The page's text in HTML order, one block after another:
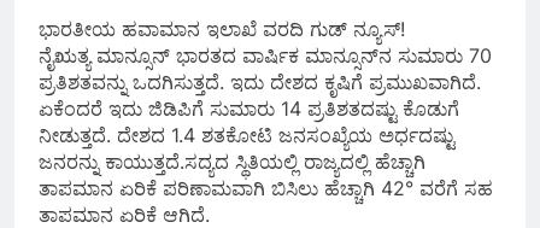
ಭಾರತೀಯ ಹವಾಮಾನ ಇಲಾಖೆ ವರದಿ ಗುಡ್ ನ್ಯೂಸ್!
ನೈಋತ್ಯ ಮಾನ್ಸೂನ್ ಭಾರತದ ವಾರ್ಷಿಕ ಮಾನ್ಸೂನ್‌ನ ಸುಮಾರು 70
ಪ್ರತಿಶತವನ್ನು ಒದಗಿಸುತ್ತದೆ. ಇದು ದೇಶದ ಕೃಷಿಗೆ ಪ್ರಮುಖವಾಗಿದೆ.
ಏಕೆಂದರೆ ಇದು ಜಿಡಿಪಿಗೆ ಸುಮಾರು 14 ಪ್ರತಿಶತದಷ್ಟು ಕೊಡುಗೆ
ನೀಡುತ್ತದೆ. ದೇಶದ 1.4 ಶತಕೋಟಿ ಜನಸಂಖ್ಯೆಯ ಅರ್ಧದಷ್ಟು
ಜನರನ್ನು ಕಾಯುತ್ತದೆ.ಸದ್ಯದ ಸ್ಥಿತಿಯಲ್ಲಿ ರಾಜ್ಯದಲ್ಲಿ ಹೆಚ್ಚಾಗಿ
ತಾಪಮಾನ ಏರಿಕೆ ಪರಿಣಾಮವಾಗಿ ಬಿಸಿಲು ಹೆಚ್ಚಾಗಿ 42° ವರೆಗೆ ಸಹ
ತಾಪಮಾನ ಏರಿಕೆ ಆಗಿದೆ.